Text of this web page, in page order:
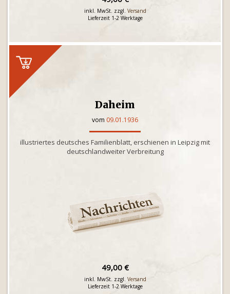
inkl. MwSt. zzgl. Versand
Lieferzeit 1-2 Werktage
Daheim
vom 09.01.1936
illustriertes deutsches Familienblatt, erschienen in Leipzig mit
deutschlandweiter Verbreitung
49,00 €
inkl. MwSt. zzgl. Versand
Lieferzeit 1-2 Werktage